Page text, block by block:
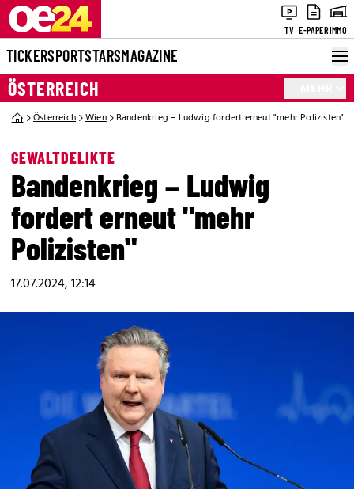
TV E-PAPERIMMO
TICKERSPORTSTARSMAGAZINE
ÖSTERREICH
Österreich Wien Bandenkrieg – Ludwig fordert erneut "mehr Polizisten"
GEWALTDELIKTE
Bandenkrieg – Ludwig
fordert erneut "mehr
Polizisten"
17.07.2024, 12:14